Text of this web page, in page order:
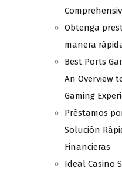
Obtenga
manera
Best Ports
An Overview
Gaming
Préstamos
Solución
Financieras
Ideal Casino